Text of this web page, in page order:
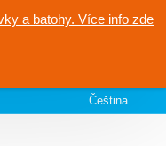
a batohy. Více info zde
Čeština